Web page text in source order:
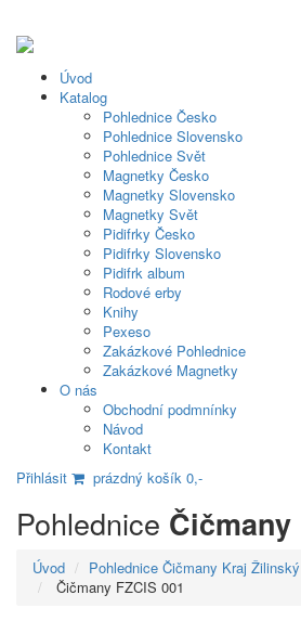
Úvod
Katalog
Pohlednice Česko
Pohlednice Slovensko
Pohlednice Svět
Magnetky Česko
Magnetky Slovensko
Magnetky Svět
Pidifrky Česko
Pidifrky Slovensko
Pidifrk album
Rodové erby
Knihy
Pexeso
Zakázkové Pohlednice
Zakázkové Magnetky
O nás
Obchodní podmnínky
Návod
Kontakt
Přihlásit
prázdný košík 0,-
Pohlednice Čičmany
Úvod
Pohlednice Čičmany Kraj Žilinský
Čičmany FZCIS 001